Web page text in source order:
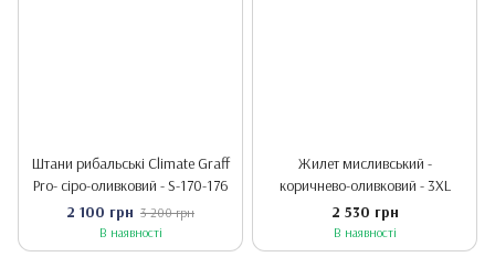
Штани рибальські Climate Graff
Pro- сіро-оливковий - S-170-176
2 100 грн 3 200 грн
В наявності
Жилет мисливський -
коричнево-оливковий - 3XL
2 530 грн
В наявності